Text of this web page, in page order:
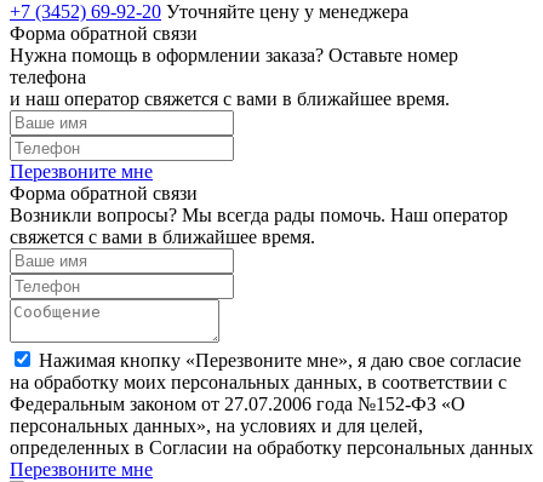
+7 (3452) 69-92-20 Уточняйте цену у менеджера
Форма обратной связи
Нужна помощь в оформлении заказа? Оставьте номер
телефона
и наш оператор свяжется с вами в ближайшее время.
Перезвоните мне
Форма обратной связи
Возникли вопросы? Мы всегда рады помочь. Наш оператор
свяжется с вами в ближайшее время.
Нажимая кнопку «Перезвоните мне», я даю свое согласие
на обработку моих персональных данных, в соответствии с
Федеральным законом от 27.07.2006 года №152-ФЗ «О
персональных данных», на условиях и для целей,
определенных в Согласии на обработку персональных данных
Перезвоните мне